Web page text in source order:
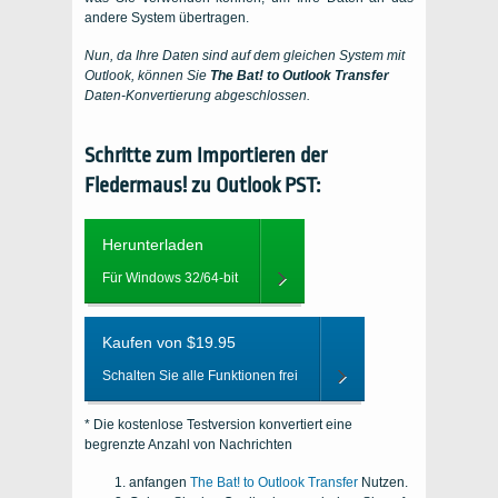
andere System übertragen.
Nun, da Ihre Daten sind auf dem gleichen System mit
Outlook, können Sie The Bat! to Outlook Transfer
Daten-Konvertierung abgeschlossen.
Schritte zum Importieren der
Fledermaus! zu Outlook PST:
Herunterladen
Für Windows 32/64-bit
Kaufen von $19.95
Schalten Sie alle Funktionen frei
* Die kostenlose Testversion konvertiert eine
begrenzte Anzahl von Nachrichten
anfangen The Bat! to Outlook Transfer Nutzen.